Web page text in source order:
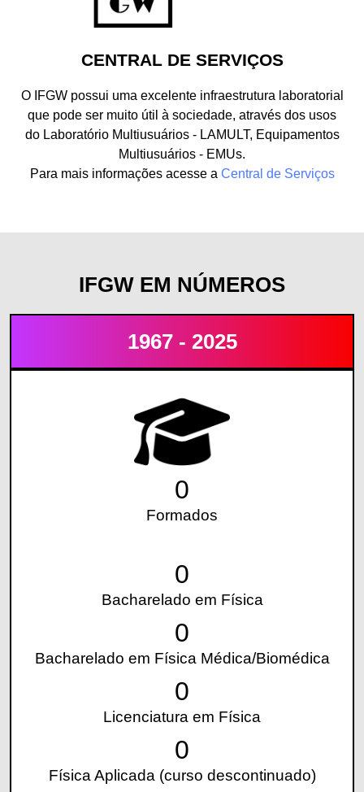
CENTRAL DE SERVIÇOS
O IFGW possui uma excelente infraestrutura laboratorial
que pode ser muito útil à sociedade, através dos usos
do Laboratório Multiusuários - LAMULT, Equipamentos
Multiusuários - EMUs.
Para mais informações acesse a Central de Serviços
IFGW EM NÚMEROS
1967 - 2025
0
Formados
0
Bacharelado em Física
0
Bacharelado em Física Médica/Biomédica
0
Licenciatura em Física
0
Física Aplicada (curso descontinuado)